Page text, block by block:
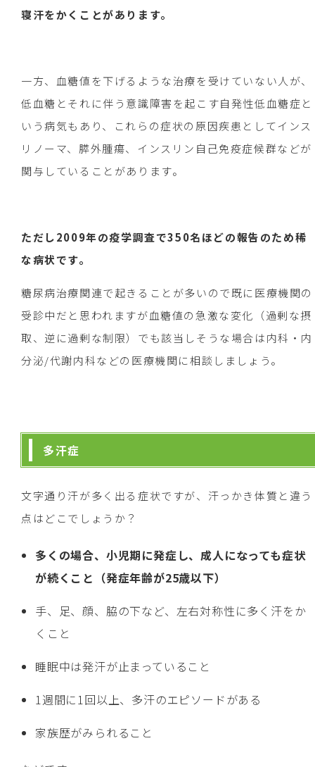
寝汗をかくことがあります。
一方、血糖値を下げるような治療を受けていない人が、
低血糖とそれに伴う意識障害を起こす自発性低血糖症と
いう病気もあり、これらの症状の原因疾患としてインス
リノーマ、膵外腫瘍、インスリン自己免疫症候群などが
関与していることがあります。
ただし2009年の疫学調査で350名ほどの報告のため稀
な病状です。
糖尿病治療関連で起きることが多いので既に医療機関の
受診中だと思われますが血糖値の急激な変化（過剰な摂
取、逆に過剰な制限）でも該当しそうな場合は内科・内
分泌/代謝内科などの医療機関に相談しましょう。
多汗症
文字通り汗が多く出る症状ですが、汗っかき体質と違う
点はどこでしょうか？
多くの場合、小児期に発症し、成人になっても症状
が続くこと（発症年齢が25歳以下）
手、足、顔、脇の下など、左右対称性に多く汗をか
くこと
睡眠中は発汗が止まっていること
1週間に1回以上、多汗のエピソードがある
家族歴がみられること